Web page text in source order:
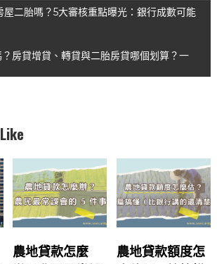
A
p
屋二胎嗎？5大審核重點曝光：銀行成數可能
房貸增貸、轉貸與二胎房貸哪個划算？一
農地貸款怎麼
農地貸款額度怎